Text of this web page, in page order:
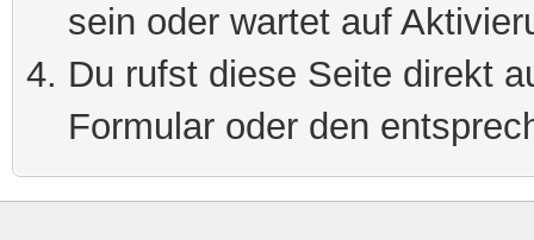
sein oder wartet auf
Du rufst diese Seite direkt
Formular oder den